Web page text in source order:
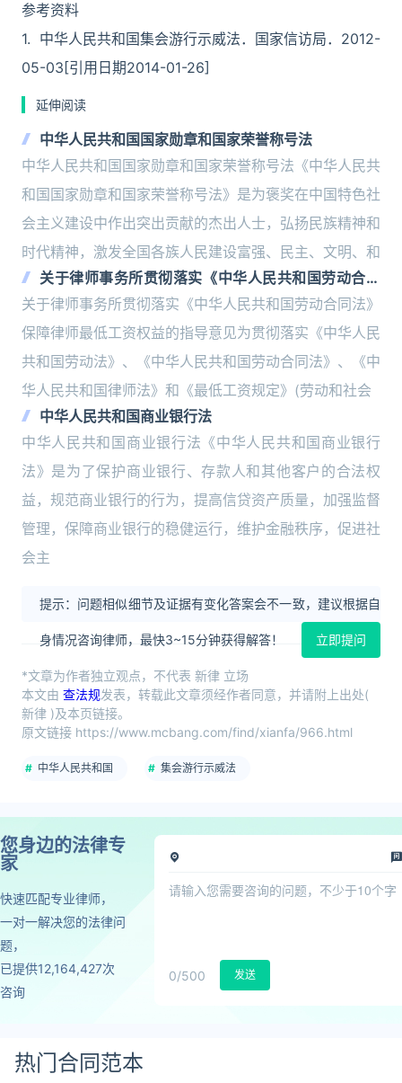
参考资料
1. 中华人民共和国集会游行示威法．国家信访局．2012-
05-03[引用日期2014-01-26]
延伸阅读
中华人民共和国国家勋章和国家荣誉称号法
中华人民共和国国家勋章和国家荣誉称号法《中华人民共
和国国家勋章和国家荣誉称号法》是为褒奖在中国特色社
会主义建设中作出突出贡献的杰出人士，弘扬民族精神和
时代精神，激发全国各族人民建设富强、民主、文明、和
关于律师事务所贯彻落实《中华人民共和国劳动合同
法》保障律师最低工资权益的指导意见
关于律师事务所贯彻落实《中华人民共和国劳动合同法》
保障律师最低工资权益的指导意见为贯彻落实《中华人民
共和国劳动法》、《中华人民共和国劳动合同法》、《中
华人民共和国律师法》和《最低工资规定》(劳动和社会
中华人民共和国商业银行法
中华人民共和国商业银行法《中华人民共和国商业银行
法》是为了保护商业银行、存款人和其他客户的合法权
益，规范商业银行的行为，提高信贷资产质量，加强监督
管理，保障商业银行的稳健运行，维护金融秩序，促进社
会主
提示：问题相似细节及证据有变化答案会不一致，建议根据自
身情况咨询律师，最快3~15分钟获得解答！ 立即提问
*文章为作者独立观点，不代表 新律 立场
本文由 查法规发表，转载此文章须经作者同意，并请附上出处(
新律 )及本页链接。
原文链接 https://www.mcbang.com/find/xianfa/966.html
中华人民共和国 集会游行示威法
您身边的法律专
家
快速匹配专业律师，
一对一解决您的法律问
题，
已提供12,164,427次
咨询
0/500 发送
热门合同范本